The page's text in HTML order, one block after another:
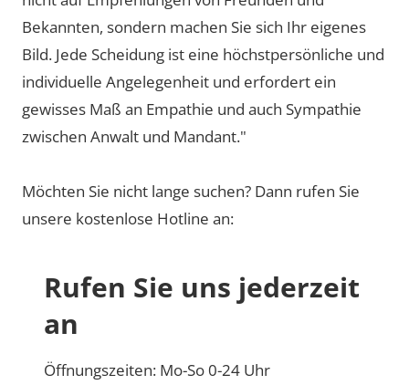
Bekannten, sondern machen Sie sich Ihr eigenes
Bild. Jede Scheidung ist eine höchstpersönliche und
individuelle Angelegenheit und erfordert ein
gewisses Maß an Empathie und auch Sympathie
zwischen Anwalt und Mandant."
Möchten Sie nicht lange suchen? Dann rufen Sie
unsere kostenlose Hotline an:
Rufen Sie uns jederzeit
an
Öffnungszeiten: Mo-So 0-24 Uhr